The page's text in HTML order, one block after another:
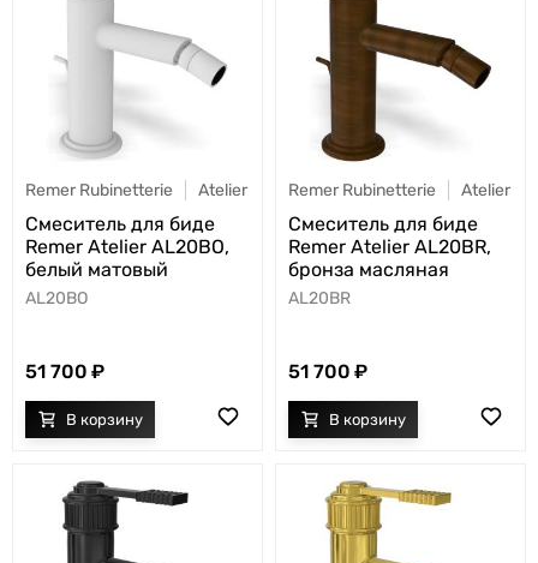
Remer Rubinetterie Atelier
Смеситель для биде
Remer Atelier AL20BO,
белый матовый
AL20BO
51 700
Remer Rubinetterie Atelier
Смеситель для биде
Remer Atelier AL20BR,
бронза масляная
AL20BR
51 700